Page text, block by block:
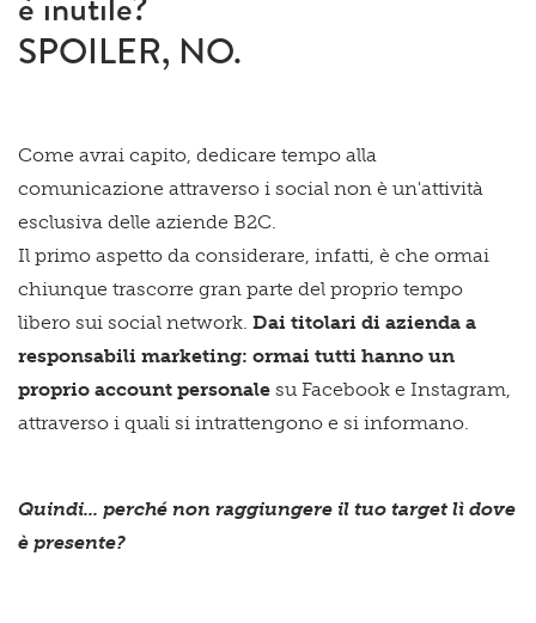
SPOILER, NO.
Come avrai capito, dedicare tempo alla
comunicazione attraverso i social non è un'attività
esclusiva delle aziende B2C.
Il primo aspetto da considerare, infatti, è che ormai
chiunque trascorre gran parte del proprio tempo
libero sui social network. Dai titolari di azienda a
responsabili marketing: ormai tutti hanno un
proprio account personale su Facebook e Instagram,
attraverso i quali si intrattengono e si informano.
Quindi... perché non raggiungere il tuo target lì dove
è presente?